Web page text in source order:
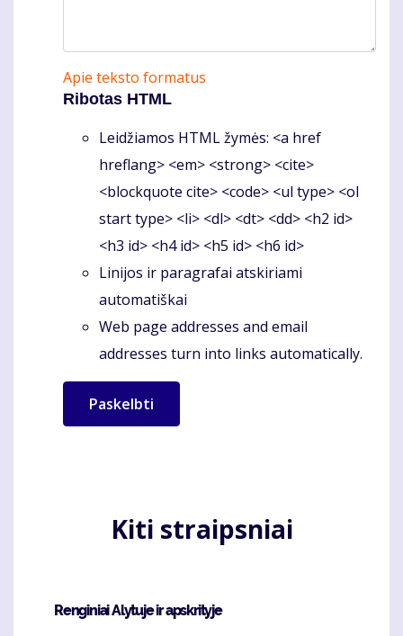
Apie teksto formatus
Ribotas HTML
Leidžiamos HTML žymės: <a href
hreflang> <em> <strong> <cite>
<blockquote cite> <code> <ul type> <ol
start type> <li> <dl> <dt> <dd> <h2 id>
<h3 id> <h4 id> <h5 id> <h6 id>
Linijos ir paragrafai atskiriami
automatiškai
Web page addresses and email
addresses turn into links automatically.
Kiti straipsniai
Renginiai Alytuje ir apskrityje